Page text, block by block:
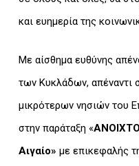
και ευημερία της
Με αίσθημα ευθύνης
των Κυκλάδων, απέναντι
μικρότερων νησιών του
στην παράταξη «
Αιγαίο» με επικεφαλής